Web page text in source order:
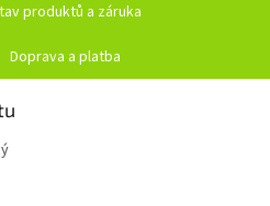
produktů a záruka
Doprava a platba